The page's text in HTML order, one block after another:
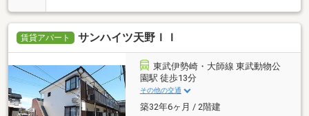
賃貸アパート サンハイツ天野ＩＩ
東武伊勢崎・大師線 東武動物公
園駅 徒歩13分
その他の交通
築32年6ヶ月 / 2階建